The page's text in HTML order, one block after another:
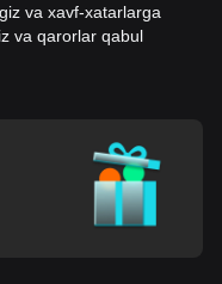
va xavf-xatarlarga
va qarorlar qabul